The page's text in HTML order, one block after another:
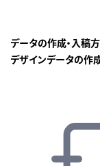
データの作成・入稿
デザインデータの作